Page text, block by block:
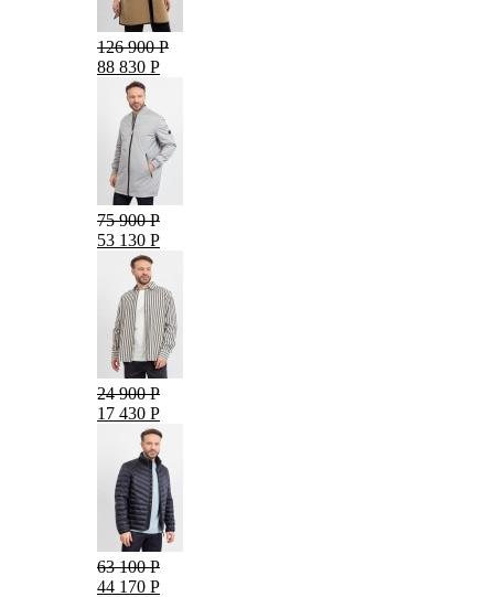
126 900 Р
88 830 Р
75 900 Р
53 130 Р
24 900 Р
17 430 Р
63 100 Р
44 170 Р